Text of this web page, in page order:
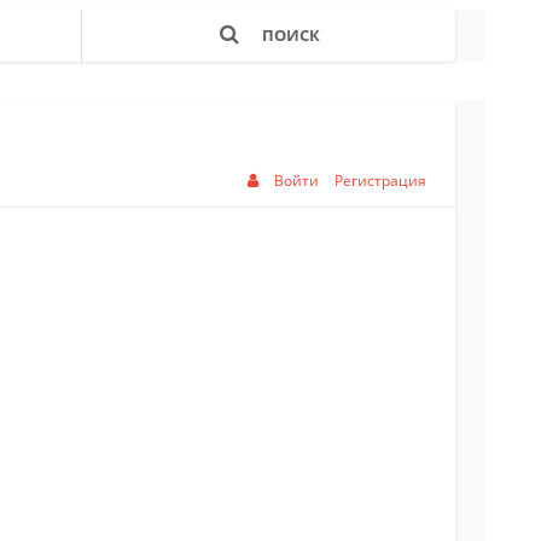
ПОИСК
Войти Регистрация